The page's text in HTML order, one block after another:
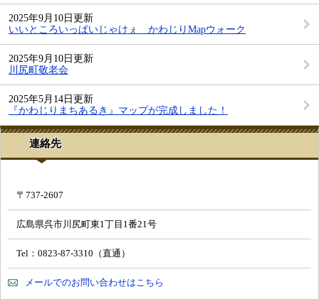
2025年9月10日更新
いいところいっぱいじゃけぇ かわじりMapウォーク
2025年9月10日更新
川尻町敬老会
2025年5月14日更新
『かわじりまちあるき』マップが完成しました！
連絡先
〒737-2607
広島県呉市川尻町東1丁目1番21号
Tel：0823-87-3310（直通）
メールでのお問い合わせはこちら